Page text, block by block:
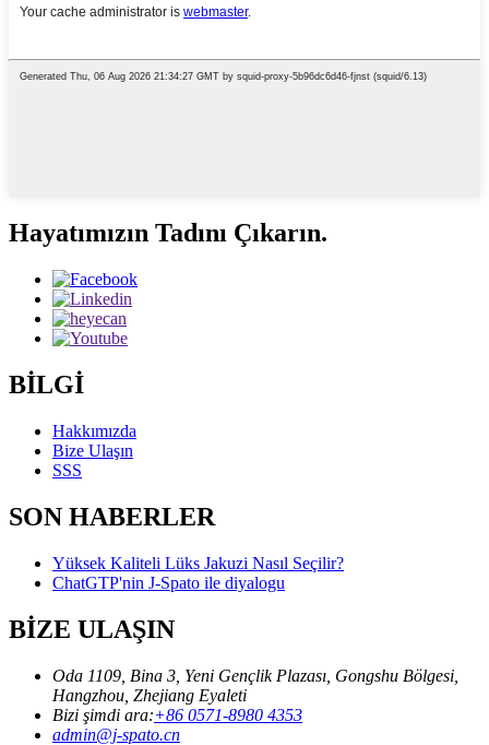
Hayatımızın Tadını Çıkarın.
BİLGİ
Hakkımızda
Bize Ulaşın
SSS
SON HABERLER
Yüksek Kaliteli Lüks Jakuzi Nasıl Seçilir?
ChatGTP'nin J-Spato ile diyalogu
BİZE ULAŞIN
Oda 1109, Bina 3, Yeni Gençlik Plazası, Gongshu Bölgesi,
Hangzhou, Zhejiang Eyaleti
Bizi şimdi ara:+86 0571-8980 4353
admin@j-spato.cn